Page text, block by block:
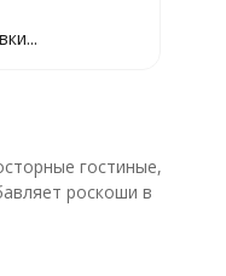
гостиные,
роскоши в